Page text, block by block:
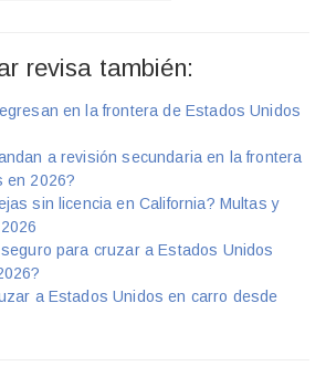
revisa también:
en la frontera de Estados Unidos
a revisión secundaria en la frontera
en 2026?
sin licencia en California? Multas y
para cruzar a Estados Unidos
a Estados Unidos en carro desde